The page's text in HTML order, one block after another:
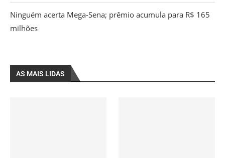
Ninguém acerta Mega-Sena; prêmio acumula para R$ 165
milhões
AS MAIS LIDAS